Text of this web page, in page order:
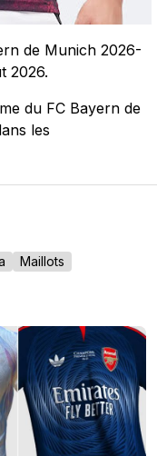
de Munich 2026-
2026.
du FC Bayern de
les
Maillots